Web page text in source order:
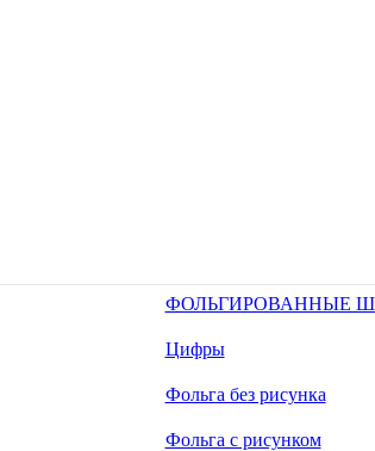
ФОЛЬГИРОВАННЫЕ
Цифры
Фольга без рисунка
Фольга с рисунком